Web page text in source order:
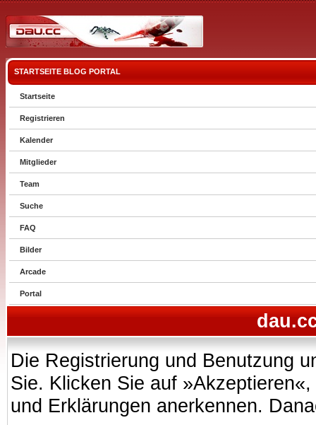
STARTSEITE BLOG PORTAL
Startseite
Registrieren
Kalender
Mitglieder
Team
Suche
FAQ
Bilder
Arcade
Portal
Die Registrierung und Benutzung
Sie. Klicken Sie auf
und Erklärungen anerkennen.